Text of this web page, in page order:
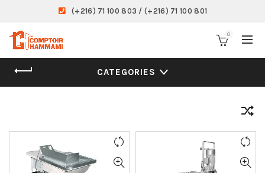
(+216) 71 100 803 / (+216) 71 100 801
0
CATEGORIES